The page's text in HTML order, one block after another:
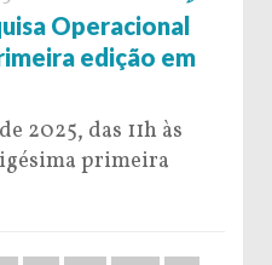
Operacional
edição em
2025, das 11h às
primeira